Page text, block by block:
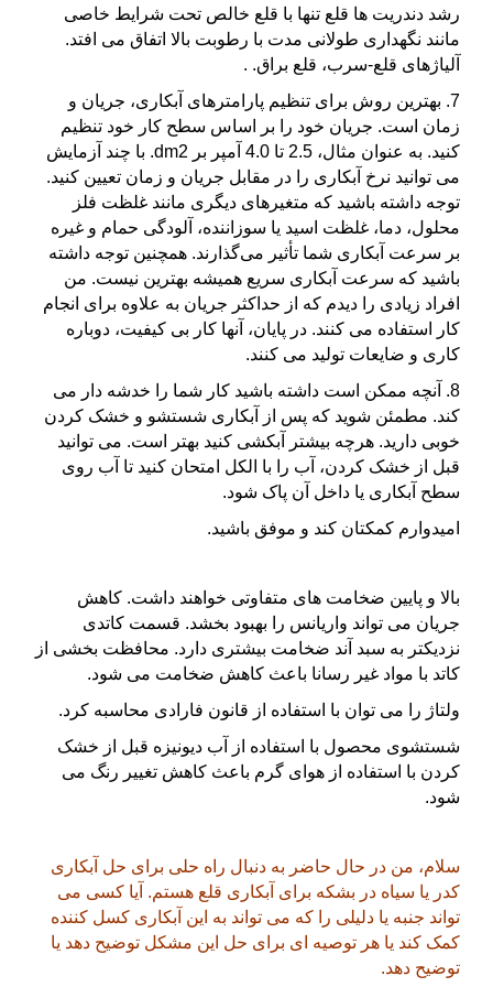
رشد دندریت ها قلع تنها با قلع خالص تحت شرایط خاصی
مانند نگهداری طولانی مدت با رطوبت بالا اتفاق می افتد.
آلیاژهای قلع-سرب، قلع براق. .
7. بهترین روش برای تنظیم پارامترهای آبکاری، جریان و
زمان است. جریان خود را بر اساس سطح کار خود تنظیم
کنید. به عنوان مثال، 2.5 تا 4.0 آمپر بر dm2. با چند آزمایش
می توانید نرخ آبکاری را در مقابل جریان و زمان تعیین کنید.
توجه داشته باشید که متغیرهای دیگری مانند غلظت فلز
محلول، دما، غلظت اسید یا سوزاننده، آلودگی حمام و غیره
بر سرعت آبکاری شما تأثیر می‌گذارند. همچنین توجه داشته
باشید که سرعت آبکاری سریع همیشه بهترین نیست. من
افراد زیادی را دیدم که از حداکثر جریان به علاوه برای انجام
کار استفاده می کنند. در پایان، آنها کار بی کیفیت، دوباره
کاری و ضایعات تولید می کنند.
8. آنچه ممکن است داشته باشید کار شما را خدشه دار می
کند. مطمئن شوید که پس از آبکاری شستشو و خشک کردن
خوبی دارید. هرچه بیشتر آبکشی کنید بهتر است. می توانید
قبل از خشک کردن، آب را با الکل امتحان کنید تا آب روی
سطح آبکاری یا داخل آن پاک شود.
امیدوارم کمکتان کند و موفق باشید.
بالا و پایین ضخامت های متفاوتی خواهند داشت. کاهش
جریان می تواند واریانس را بهبود بخشد. قسمت کاتدی
نزدیکتر به سبد آند ضخامت بیشتری دارد. محافظت بخشی از
کاتد با مواد غیر رسانا باعث کاهش ضخامت می شود.
ولتاژ را می توان با استفاده از قانون فارادی محاسبه کرد.
شستشوی محصول با استفاده از آب دیونیزه قبل از خشک
کردن با استفاده از هوای گرم باعث کاهش تغییر رنگ می
شود.
سلام، من در حال حاضر به دنبال راه حلی برای حل آبکاری
کدر یا سیاه در بشکه برای آبکاری قلع هستم. آیا کسی می
تواند جنبه یا دلیلی را که می تواند به این آبکاری کسل کننده
کمک کند یا هر توصیه ای برای حل این مشکل توضیح دهد یا
توضیح دهد.